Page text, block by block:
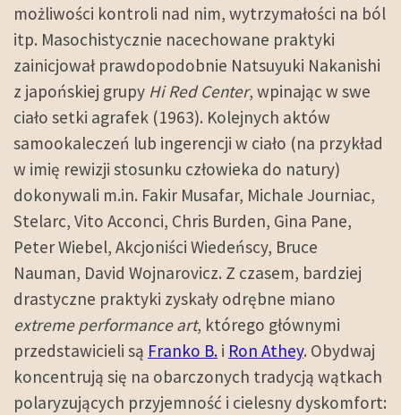
możliwości kontroli nad nim, wytrzymałości na ból
itp. Masochistycznie nacechowane praktyki
zainicjował prawdopodobnie Natsuyuki Nakanishi
z japońskiej grupy Hi Red Center, wpinając w swe
ciało setki agrafek (1963). Kolejnych aktów
samookaleczeń lub ingerencji w ciało (na przykład
w imię rewizji stosunku człowieka do natury)
dokonywali m.in. Fakir Musafar, Michale Journiac,
Stelarc, Vito Acconci, Chris Burden, Gina Pane,
Peter Wiebel, Akcjoniści Wiedeńscy, Bruce
Nauman, David Wojnarovicz. Z czasem, bardziej
drastyczne praktyki zyskały odrębne miano
extreme performance art, którego głównymi
przedstawicieli są Franko B. i Ron Athey. Obydwaj
koncentrują się na obarczonych tradycją wątkach
polaryzujących przyjemność i cielesny dyskomfort: